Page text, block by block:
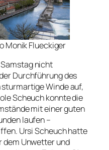
Monik Flueckiger
nicht
Durchführung des
Winde auf,
Scheuch konnte die
mit einer guten
laufen –
Ursi Scheuch hatte
dem Unwetter und